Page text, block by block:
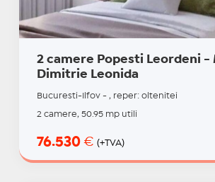
2 camere Popesti Leordeni -
Dimitrie Leonida
Bucuresti-Ilfov - , reper: oltenitei
2 camere, 50.95 mp utili
76.530 € (+TVA)